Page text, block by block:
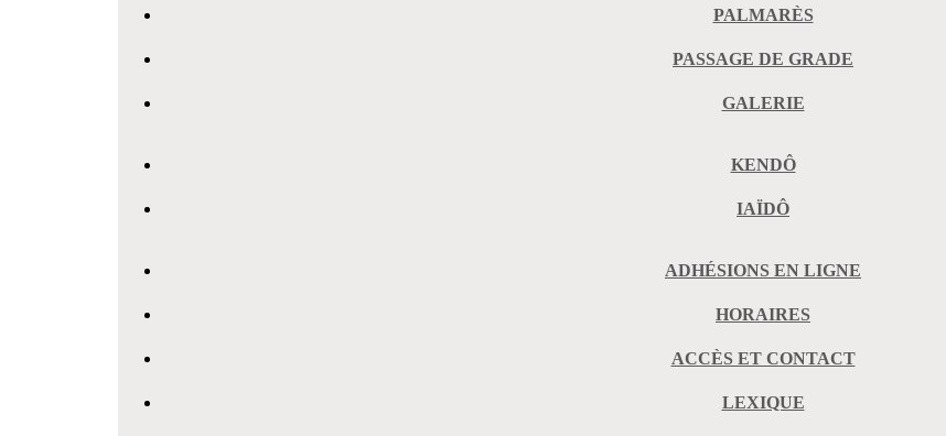
PALMARÈS
PASSAGE DE GRADE
GALERIE
KENDÔ
IAÏDÔ
ADHÉSIONS EN LIGNE
HORAIRES
ACCÈS ET CONTACT
LEXIQUE